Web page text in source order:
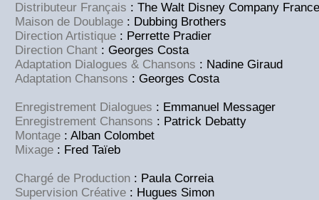
Distributeur Français : The Walt Disney Company France
Maison de Doublage : Dubbing Brothers
Direction Artistique : Perrette Pradier
Direction Chant : Georges Costa
Adaptation Dialogues & Chansons : Nadine Giraud
Adaptation Chansons : Georges Costa
Enregistrement Dialogues : Emmanuel Messager
Enregistrement Chansons : Patrick Debatty
Montage : Alban Colombet
Mixage : Fred Taïeb
Chargé de Production : Paula Correia
Supervision Créative : Hugues Simon